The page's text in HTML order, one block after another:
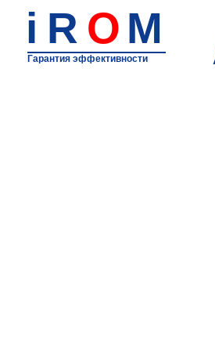
i R O M
Гарантия эффективности